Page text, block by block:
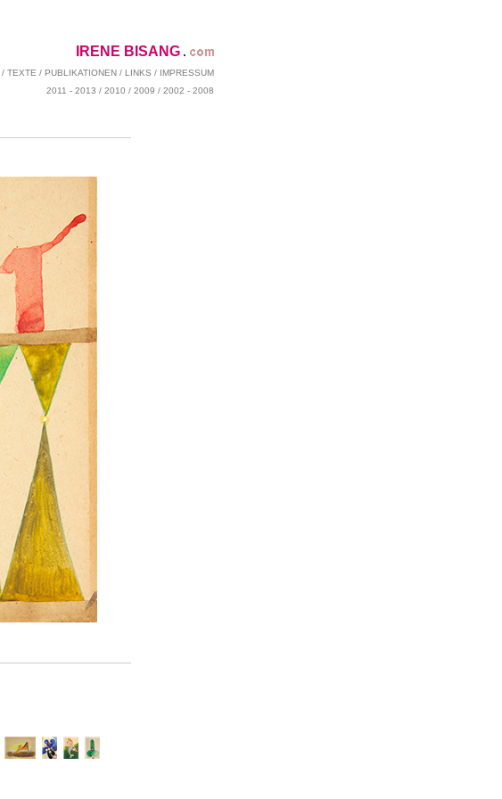
IRENE BISANG
/ TEXTE / PUBLIKATIONEN / LINKS / IMPRESSUM
2011 - 2013 / 2010 / 2009 / 2002 - 2008